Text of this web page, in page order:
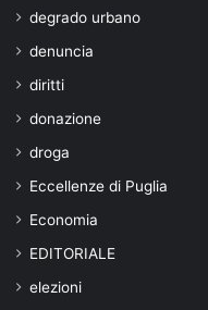
degrado urbano
denuncia
diritti
donazione
droga
Eccellenze di Puglia
Economia
EDITORIALE
elezioni